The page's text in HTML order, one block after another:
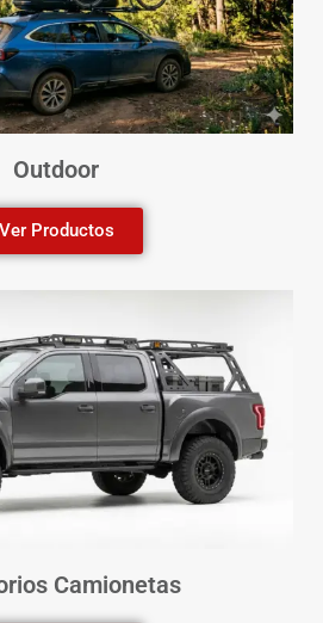
Outdoor
Ver Productos
Camionetas